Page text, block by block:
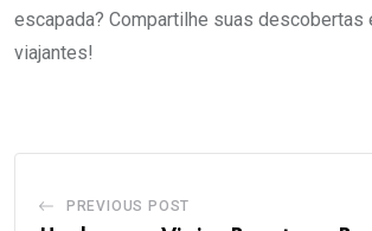
escapada? Compartilhe suas descobertas
viajantes!
PREVIOUS POST